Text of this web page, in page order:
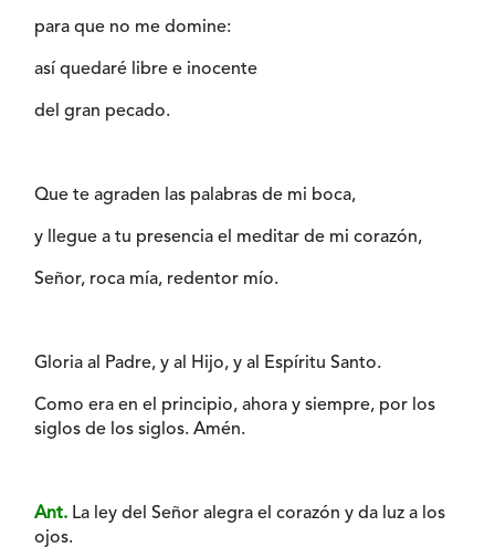
para que no me domine:
así quedaré libre e inocente
del gran pecado.
Que te agraden las palabras de mi boca,
y llegue a tu presencia el meditar de mi corazón,
Señor, roca mía, redentor mío.
Gloria al Padre, y al Hijo, y al Espíritu Santo.
Como era en el principio, ahora y siempre, por los
siglos de los siglos. Amén.
Ant. La ley del Señor alegra el corazón y da luz a los
ojos.